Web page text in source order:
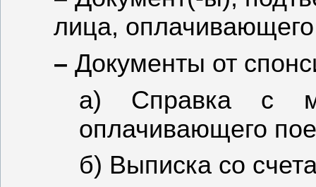
лица, оплачивающего
– Документы от
а) Справка с
оплачивающего
б) Выписка со